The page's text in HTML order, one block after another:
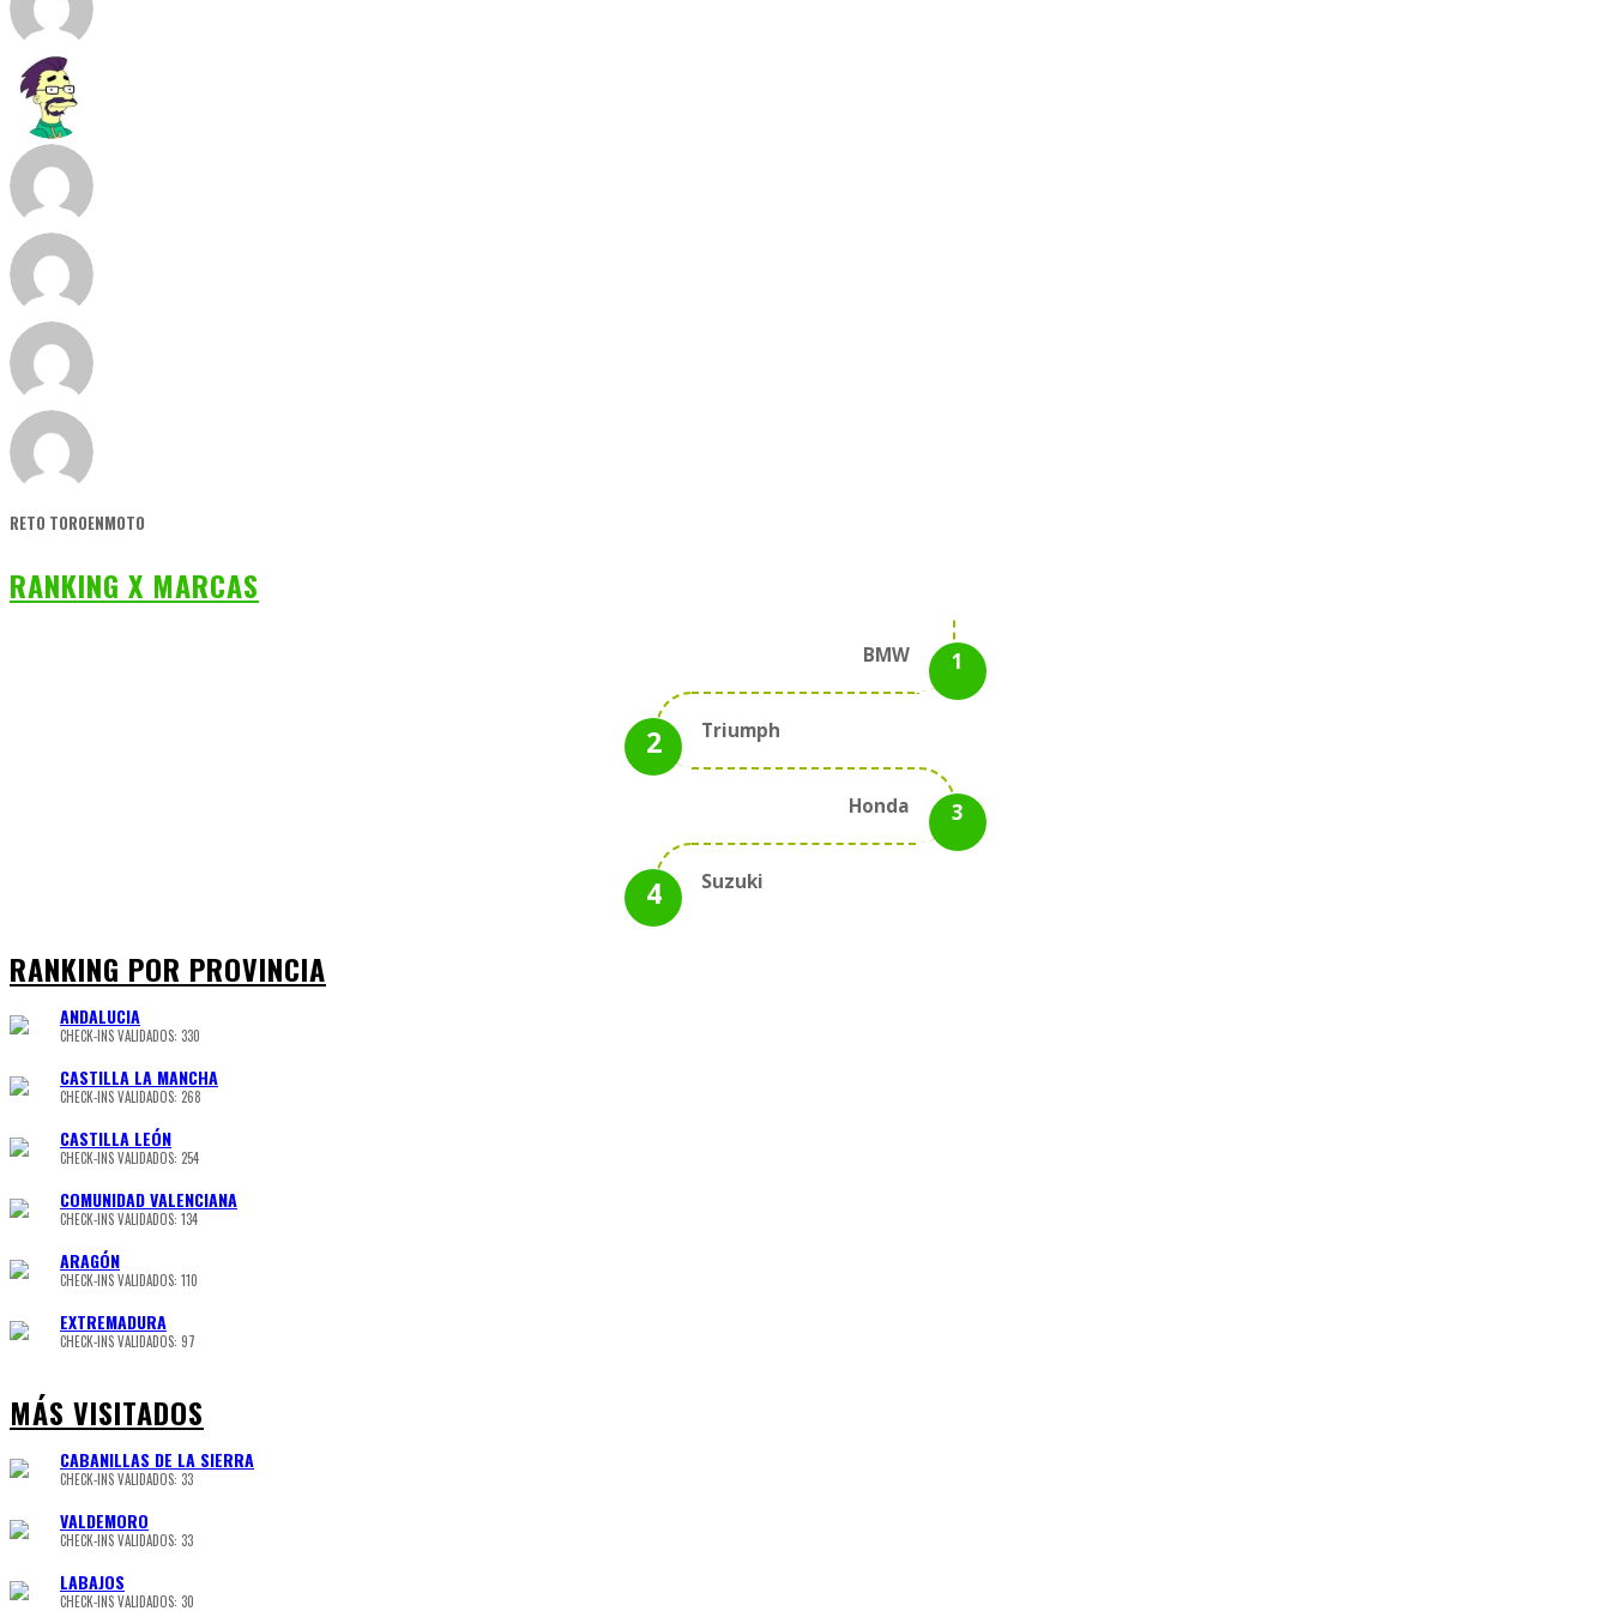
RETO TOROENMOTO
RANKING X MARCAS
BMW
Triumph
Honda
Suzuki
RANKING POR PROVINCIA
ANDALUCIA
CHECK-INS VALIDADOS: 330
CASTILLA LA MANCHA
CHECK-INS VALIDADOS: 268
CASTILLA LEÓN
CHECK-INS VALIDADOS: 254
COMUNIDAD VALENCIANA
CHECK-INS VALIDADOS: 134
ARAGÓN
CHECK-INS VALIDADOS: 110
EXTREMADURA
CHECK-INS VALIDADOS: 97
MÁS VISITADOS
CABANILLAS DE LA SIERRA
CHECK-INS VALIDADOS: 33
VALDEMORO
CHECK-INS VALIDADOS: 33
LABAJOS
CHECK-INS VALIDADOS: 30